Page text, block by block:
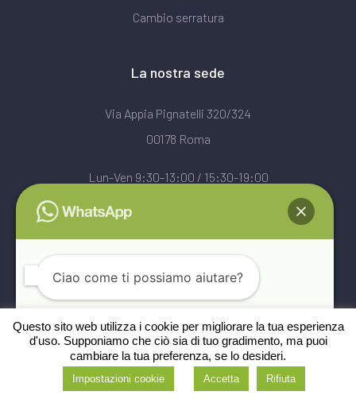
Cambio serratura
La nostra sede
Via Appia Pignatelli 320/324
00178 Roma
Lun-Ven 9:30-13:00 / 15:30-19:00
© 2020 Infissi Diamante Srls – P.IVA 13234991001. Tutti i diritti riservati
–
Questo sito web utilizza i cookie per migliorare la tua esperienza
d'uso. Supponiamo che ciò sia di tuo gradimento, ma puoi
cambiare la tua preferenza, se lo desideri.
Impostazioni cookie Accetta Rifiuta
Ciao come ti possiamo aiutare?
Apri chat